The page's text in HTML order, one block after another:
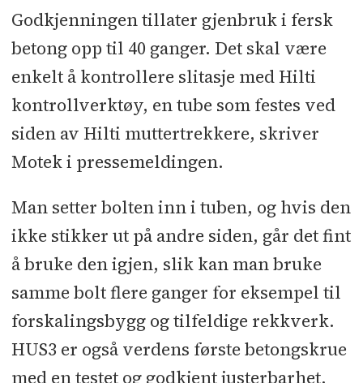
Godkjenningen tillater gjenbruk i fersk
betong opp til 40 ganger. Det skal være
enkelt å kontrollere slitasje med Hilti
kontrollverktøy, en tube som festes ved
siden av Hilti muttertrekkere, skriver
Motek i pressemeldingen.
Man setter bolten inn i tuben, og hvis den
ikke stikker ut på andre siden, går det fint
å bruke den igjen, slik kan man bruke
samme bolt flere ganger for eksempel til
forskalingsbygg og tilfeldige rekkverk.
HUS3 er også verdens første betongskrue
med en testet og godkjent justerbarhet,